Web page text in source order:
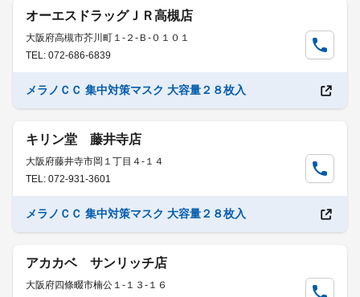
オーエスドラッグＪＲ高槻店
大阪府高槻市芥川町１-２-Ｂ-０１０１
TEL: 072-686-6839
メラノＣＣ 集中対策マスク 大容量２８枚入
キリン堂 藤井寺店
大阪府藤井寺市岡１丁目４-１４
TEL: 072-931-3601
メラノＣＣ 集中対策マスク 大容量２８枚入
アカカベ サンリッチ店
大阪府四條畷市楠公１-１３-１６